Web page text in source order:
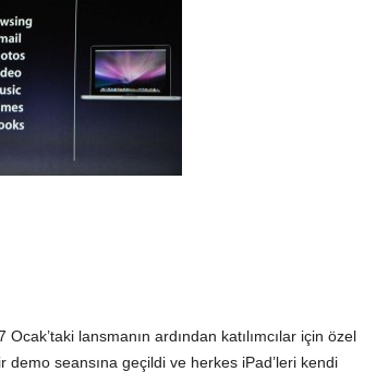
Ocak’taki lansmanın ardından katılımcılar için özel
demo seansına geçildi ve herkes iPad’leri kendi